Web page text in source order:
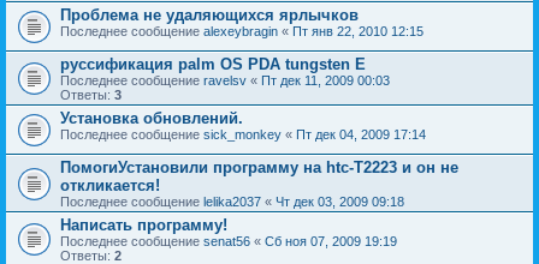
Проблема не удаляющихся ярлычков
Последнее сообщение alexeybragin « Пт янв 22, 2010 12:15
руссификация palm OS PDA tungsten E
Последнее сообщение ravelsv « Пт дек 11, 2009 00:03
Ответы: 3
Установка обновлений.
Последнее сообщение sick_monkey « Пт дек 04, 2009 17:14
ПомогиУстановили программу на htc-Т2223 и он не
откликается!
Последнее сообщение lelika2037 « Чт дек 03, 2009 09:18
Написать программу!
Последнее сообщение senat56 « Сб ноя 07, 2009 19:19
Ответы: 2